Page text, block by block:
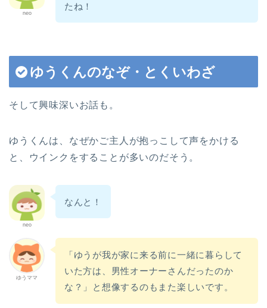
neo
たね！
ゆうくんのなぞ・とくいわざ
そして興味深いお話も。
ゆうくんは、なぜかご主人が抱っこして声をかける
と、ウインクをすることが多いのだそう。
neo
なんと！
ゆうママ
「ゆうが我が家に来る前に一緒に暮らして
いた方は、男性オーナーさんだったのか
な？」と想像するのもまた楽しいです。